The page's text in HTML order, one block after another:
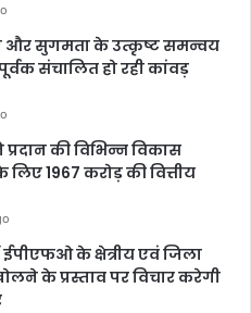
और सुगमता के उत्कृष्ट समन्वय
संचालित हो रही कांवड़
की विभिन्न विकास
1967 करोड़ की वित्तीय
ईपीएफओ के क्षेत्रीय एवं जिला
के प्रस्ताव पर विचार करेगी